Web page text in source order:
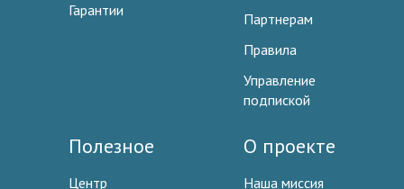
Гарантии
Партнерам
Правила
Управление
подпиской
Полезное
Центр
О проекте
Наша миссия